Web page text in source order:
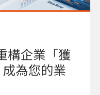
構企業「獲
為您的業